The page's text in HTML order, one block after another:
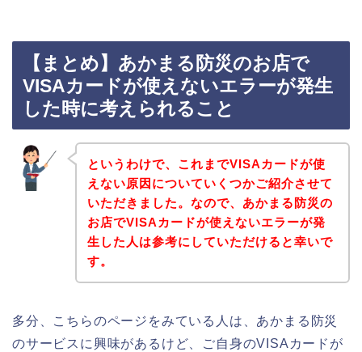
【まとめ】あかまる防災のお店で
VISAカードが使えないエラーが発生
した時に考えられること
というわけで、これまでVISAカードが使
えない原因についていくつかご紹介させて
いただきました。なので、あかまる防災の
お店でVISAカードが使えないエラーが発
生した人は参考にしていただけると幸いで
す。
多分、こちらのページをみている人は、あかまる防災
のサービスに興味があるけど、ご自身のVISAカードが